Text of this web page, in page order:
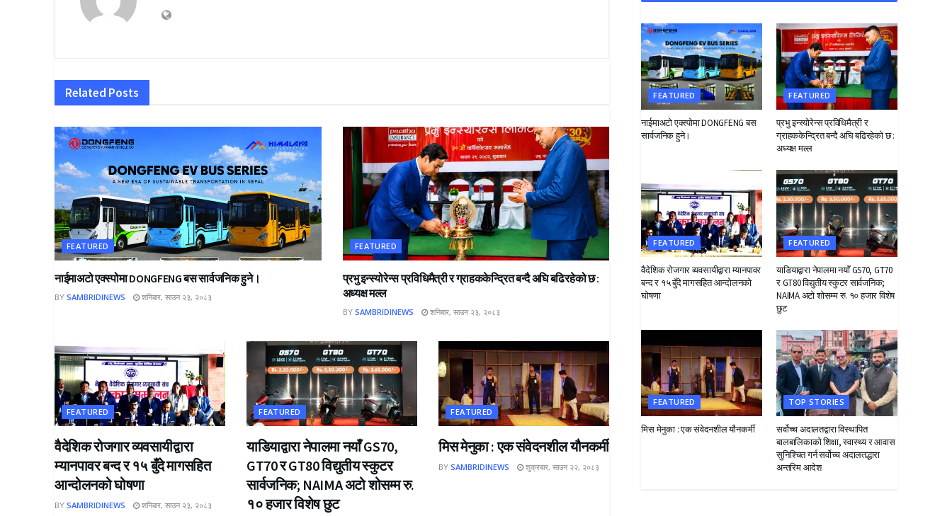
Related Posts
FEATURED
नाईमाअटो एक्स्पोमा DONGFENG बस सार्वजनिक हुने।
BY SAMBRIDINEWS शनिबार, साउन २३, २०८३
FEATURED
प्रभु इन्स्योरेन्स प्रविधिमैत्री र ग्राहककेन्द्रित बन्दै अघि बढिरहेको छ :
अध्यक्ष मल्ल
BY SAMBRIDINEWS शनिबार, साउन २३, २०८३
FEATURED
वैदेशिक रोजगार व्यवसायीद्वारा
म्यानपावर बन्द र १५ बुँदे मागसहित
आन्दोलनको घोषणा
BY SAMBRIDINEWS शनिबार, साउन २३, २०८३
FEATURED
याडियाद्वारा नेपालमा नयाँ GS70,
GT70 र GT80 विद्युतीय स्कुटर
सार्वजनिक; NAIMA अटो शोसम्म रु.
१० हजार विशेष छुट
FEATURED
मिस मेनुका : एक संवेदनशील यौनकर्मी
BY SAMBRIDINEWS शुक्रबार, साउन २२, २०८३
FEATURED
नाईमाअटो एक्स्पोमा DONGFENG बस
सार्वजनिक हुने।
FEATURED
प्रभु इन्स्योरेन्स प्रविधिमैत्री र
ग्राहककेन्द्रित बन्दै अघि बढिरहेको छ :
अध्यक्ष मल्ल
FEATURED
वैदेशिक रोजगार व्यवसायीद्वारा म्यानपावर
बन्द र १५ बुँदे मागसहित आन्दोलनको
घोषणा
FEATURED
याडियाद्वारा नेपालमा नयाँ GS70, GT70
र GT80 विद्युतीय स्कुटर सार्वजनिक;
NAIMA अटो शोसम्म रु. १० हजार विशेष
छुट
FEATURED
मिस मेनुका : एक संवेदनशील यौनकर्मी
TOP STORIES
सर्वोच्च अदालतद्वारा विस्थापित
बालबालिकाको शिक्षा, स्वास्थ्य र आवास
सुनिश्चित गर्न सर्वोच्च अदालतद्धारा
अन्तरिम आदेश